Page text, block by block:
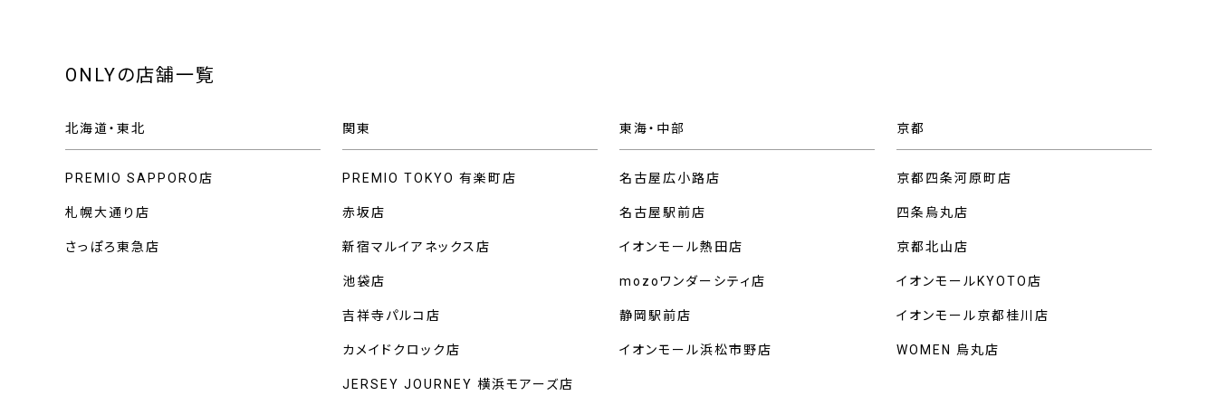
ONLYの店舗一覧
北海道・東北
PREMIO SAPPORO店
札幌大通り店
さっぽろ東急店
関東
PREMIO TOKYO 有楽町店
赤坂店
新宿マルイアネックス店
池袋店
吉祥寺パルコ店
カメイドクロック店
JERSEY JOURNEY 横浜モアーズ店
東海・中部
名古屋広小路店
名古屋駅前店
イオンモール熱田店
mozoワンダーシティ店
静岡駅前店
イオンモール浜松市野店
京都
京都四条河原町店
四条烏丸店
京都北山店
イオンモールKYOTO店
イオンモール京都桂川店
WOMEN 烏丸店